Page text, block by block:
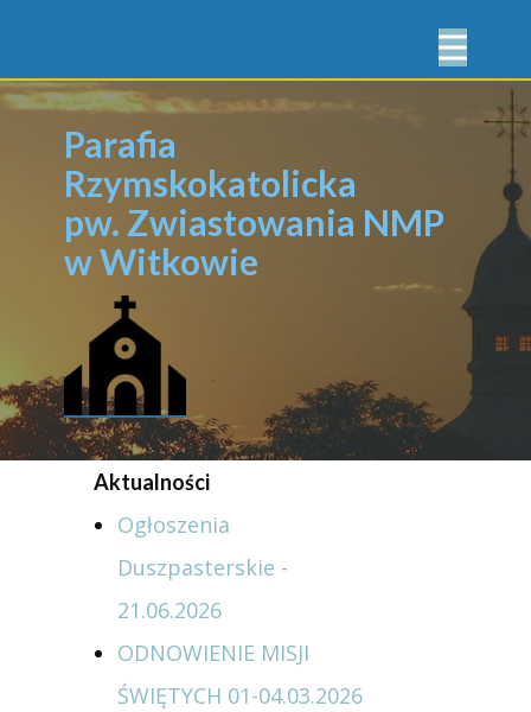
Parafia
Rzymskokatolicka
pw. Zwiastowania NMP
w Witkowie
Aktualności
Ogłoszenia
Duszpasterskie -
21.06.2026
ODNOWIENIE MISJI
ŚWIĘTYCH 01-04.03.2026